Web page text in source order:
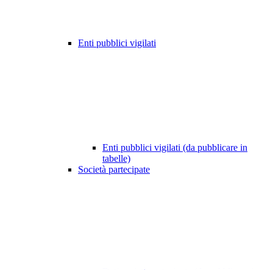
Enti pubblici vigilati
Enti pubblici vigilati (da pubblicare in
tabelle)
Società partecipate